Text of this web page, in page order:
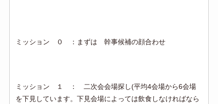
ミッション ０ ：まずは 幹事候補の顔合わせ
ミッション １ ： 二次会会場探し(平均4会場から6会場
を下見しています。下見会場によっては飲食しなければなら